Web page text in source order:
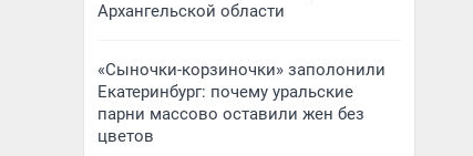
Архангельской области
«Сыночки-корзиночки» заполонили
Екатеринбург: почему уральские
парни массово оставили жен без
цветов